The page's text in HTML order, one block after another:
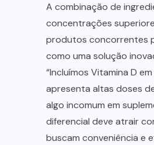
A combinação de
concentrações
produtos concorrentes
como uma solução
“Incluímos Vitamina D
apresenta altas doses
algo incomum em
diferencial deve atrair
buscam conveniência e